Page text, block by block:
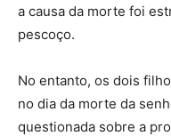
a causa da morte foi
pescoço.
No entanto, os dois
no dia da morte da
questionada sobre a